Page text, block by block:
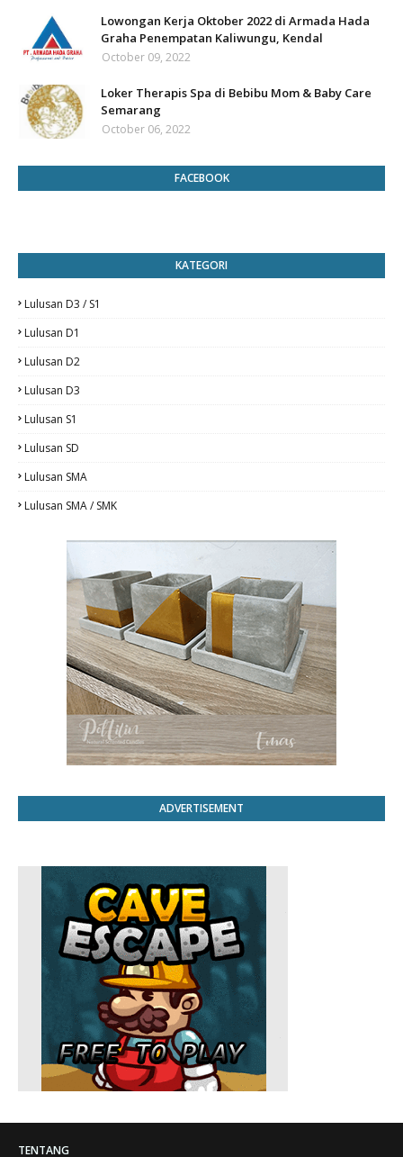
Lowongan Kerja Oktober 2022 di Armada Hada
Graha Penempatan Kaliwungu, Kendal
October 09, 2022
Loker Therapis Spa di Bebibu Mom & Baby Care
Semarang
October 06, 2022
FACEBOOK
KATEGORI
Lulusan D3 / S1
Lulusan D1
Lulusan D2
Lulusan D3
Lulusan S1
Lulusan SD
Lulusan SMA
Lulusan SMA / SMK
ADVERTISEMENT
TENTANG